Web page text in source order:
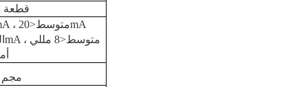
26 +/- 2 قطعة
20-40 مجم